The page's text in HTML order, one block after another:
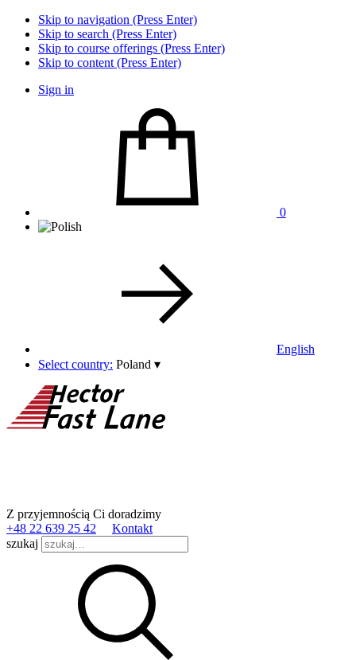
Skip to navigation (Press Enter)
Skip to search (Press Enter)
Skip to course offerings (Press Enter)
Skip to content (Press Enter)
Sign in
0
English
Select country: Poland ▾
Z przyjemnością Ci doradzimy
+48 22 639 25 42
Kontakt
szukaj